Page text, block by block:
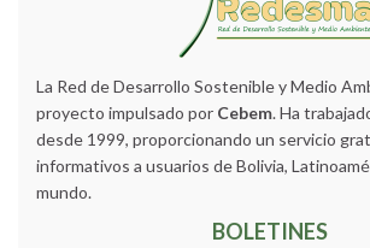
La Red de Desarrollo Sostenible y Medio
proyecto impulsado por Cebem. Ha
desde 1999, proporcionando un servicio
informativos a usuarios de Bolivia,
mundo.
BOLETINES